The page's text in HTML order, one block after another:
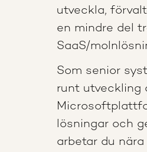
utveckla,
en mindre del
SaaS/
Som senior
runt utveckling
lösningar och
arbetar du